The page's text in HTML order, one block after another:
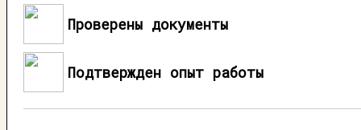
Проверены документы
Подтвержден опыт работы